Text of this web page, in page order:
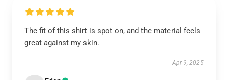
The fit of this shirt is spot on, and the material feels
great against my skin.
Apr 9, 2025